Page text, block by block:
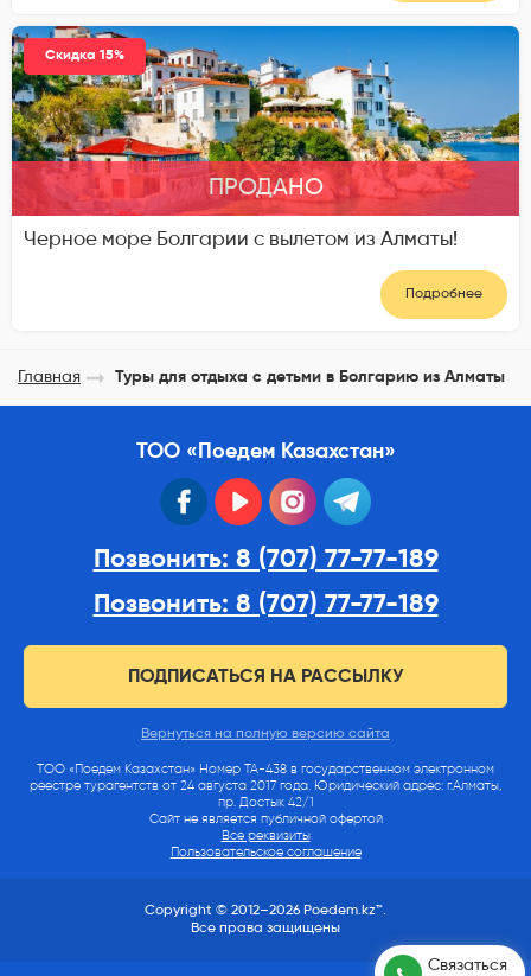
Скидка 15%
ПРОДАНО
Черное море Болгарии с вылетом из Алматы!
Подробнее
Связаться
Главная Туры для отдыха с детьми в Болгарию из Алматы
ТОО «Поедем Казахстан»
facebook youtube instagram
Позвонить: 8 (707) 77-77-189
Позвонить: 8 (707) 77-77-189
ПОДПИСАТЬСЯ НА РАССЫЛКУ
Вернуться на полную версию сайта
ТОО «Поедем Казахстан» Номер ТА-438 в государственном электронном
реестре турагентств от 24 августа 2017 года. Юридический адрес: г.Алматы,
пр. Достык 42/1
Сайт не является публичной офертой
Все реквизиты
Пользовательское соглашение
Copyright © 2012–2026 Poedem.kz™.
Все права защищены